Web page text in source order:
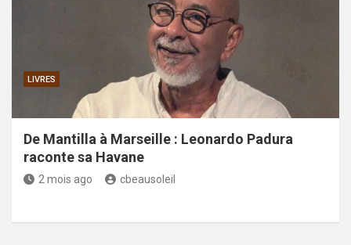
LIVRES
De Mantilla à Marseille : Leonardo Padura
raconte sa Havane
2 mois ago cbeausoleil